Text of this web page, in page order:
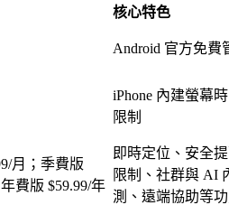
核心特色
Android 官方免費
iPhone 內建螢幕
限制
月；季費版
費版 $59.99/年
即時定位、安全
限制、社群與 AI
測、遠端協助等